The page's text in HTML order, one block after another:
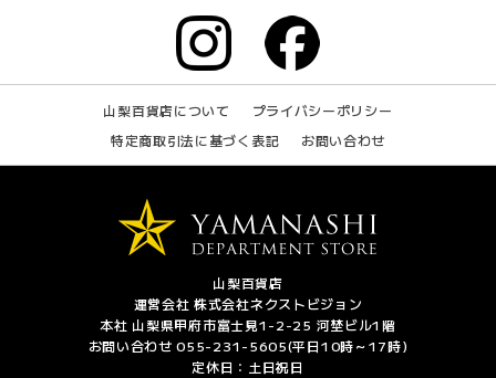
山梨百貨店について
プライバシーポリシー
特定商取引法に基づく表記
お問い合わせ
山梨百貨店
運営会社 株式会社ネクストビジョン
本社 山梨県甲府市富士見1-2-25 河埜ビル1階
お問い合わせ 055-231-5605(平日10時～17時)
定休日：土日祝日